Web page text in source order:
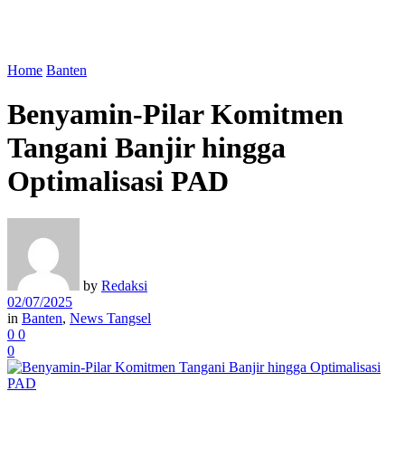
Home Banten
Benyamin-Pilar Komitmen
Tangani Banjir hingga
Optimalisasi PAD
by Redaksi
02/07/2025
in Banten, News Tangsel
0 0
0